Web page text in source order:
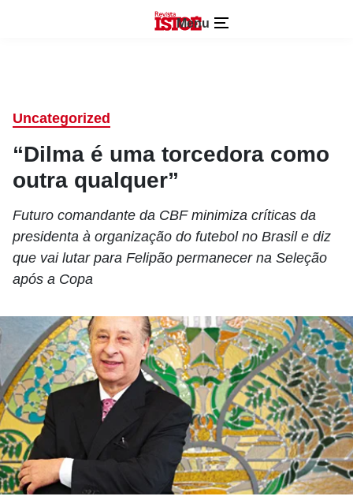
Menu
Uncategorized
“Dilma é uma torcedora como
outra qualquer”
Futuro comandante da CBF minimiza críticas da
presidenta à organização do futebol no Brasil e diz
que vai lutar para Felipão permanecer na Seleção
após a Copa